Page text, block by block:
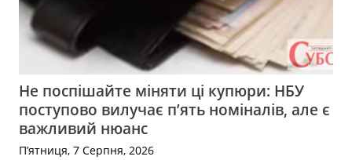
Не поспішайте міняти ці купюри: НБУ
поступово вилучає п’ять номіналів, але є
важливий нюанс
П’ятниця, 7 Серпня, 2026